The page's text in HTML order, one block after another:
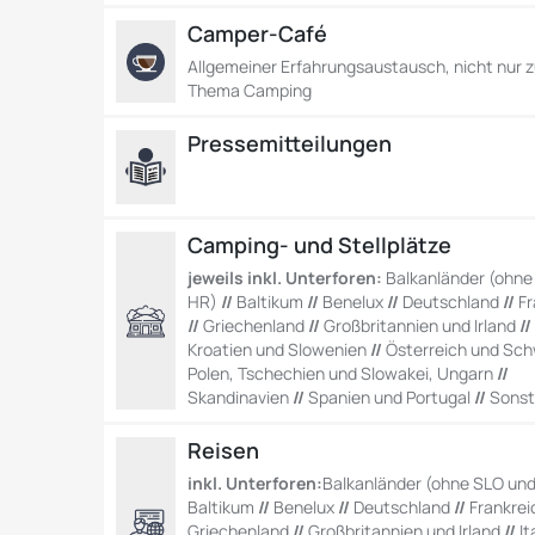
Camper-Café
Allgemeiner Erfahrungsaustausch, nicht nur
Thema Camping
Pressemitteilungen
Camping- und Stellplätze
jeweils inkl. Unterforen: Balkanländer (ohne
HR) // Baltikum // Benelux // Deutschland //
//Griechenland //Großbritannien und Irland //
Kroatien und Slowenien //Österreich und
Polen, Tschechien und Slowakei, Ungarn //
Skandinavien //Spanien und Portugal //
Reisen
inkl. Unterforen:Balkanländer (ohne SLO
Baltikum // Benelux // Deutschland //